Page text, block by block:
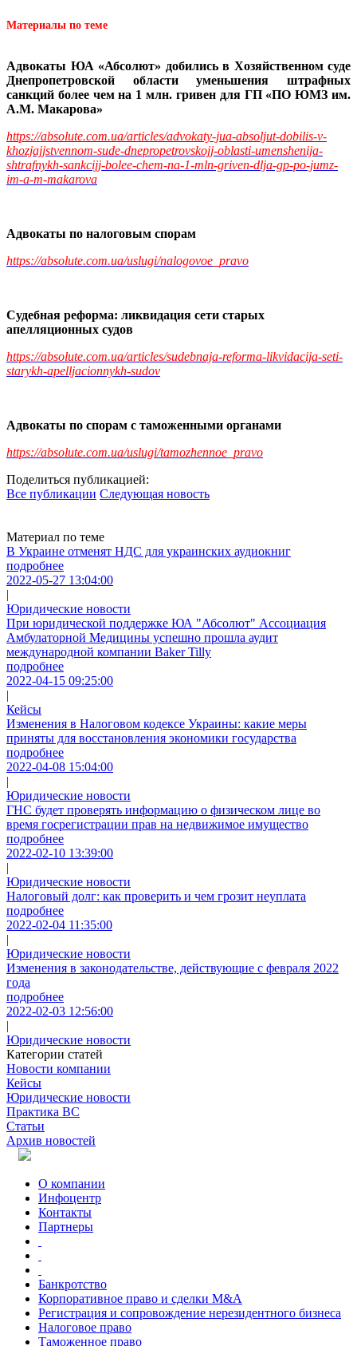
Материалы по теме
Адвокаты ЮА «Абсолют» добились в Хозяйственном суде
Днепропетровской области уменьшения штрафных
санкций более чем на 1 млн. гривен для ГП «ПО ЮМЗ им.
А.М. Макарова»
https://absolute.com.ua/articles/advokaty-jua-absoljut-dobilis-v-
khozjajjstvennom-sude-dnepropetrovskojj-oblasti-umenshenija-
shtrafnykh-sankcijj-bolee-chem-na-1-mln-griven-dlja-gp-po-jumz-
im-a-m-makarova
Адвокаты по налоговым спорам
https://absolute.com.ua/uslugi/nalogovoe_pravo
Судебная реформа: ликвидация сети старых
апелляционных судов
https://absolute.com.ua/articles/sudebnaja-reforma-likvidacija-seti-
starykh-apelljacionnykh-sudov
Адвокаты по спорам с таможенными органами
https://absolute.com.ua/uslugi/tamozhennoe_pravo
Поделиться публикацией:
Все публикации Следующая новость
Материал по теме
В Украине отменят НДС для украинских аудиокниг
подробнее
2022-05-27 13:04:00
|
Юридические новости
При юридической поддержке ЮА "Абсолют" Ассоциация
Амбулаторной Медицины успешно прошла аудит
международной компании Baker Tilly
подробнее
2022-04-15 09:25:00
|
Кейсы
Изменения в Налоговом кодексе Украины: какие меры
приняты для восстановления экономики государства
подробнее
2022-04-08 15:04:00
|
Юридические новости
ГНС будет проверять информацию о физическом лице во
время госрегистрации прав на недвижимое имущество
подробнее
2022-02-10 13:39:00
|
Юридические новости
Налоговый долг: как проверить и чем грозит неуплата
подробнее
2022-02-04 11:35:00
|
Юридические новости
Изменения в законодательстве, действующие с февраля 2022
года
подробнее
2022-02-03 12:56:00
|
Юридические новости
Категории статей
Новости компании
Кейсы
Юридические новости
Практика ВС
Статьи
Архив новостей
О компании
Инфоцентр
Контакты
Партнеры
Банкротство
Корпоративное право и сделки M&A
Регистрация и сопровождение нерезидентного бизнеса
Налоговое право
Таможенное право